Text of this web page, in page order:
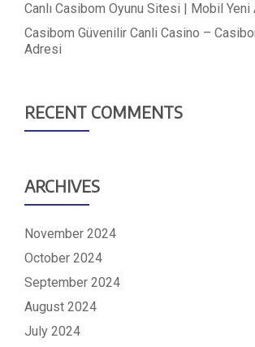
Canlı Casibom Oyunu Sitesi | Mobil Yeni
Casibom Güvenilir Canli Casino –
Adresi
RECENT COMMENTS
ARCHIVES
November 2024
October 2024
September 2024
August 2024
July 2024